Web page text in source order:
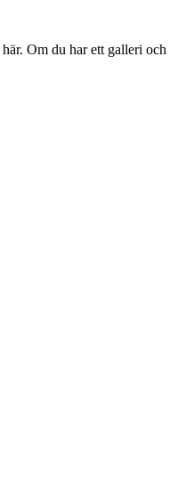
här. Om du har ett galleri